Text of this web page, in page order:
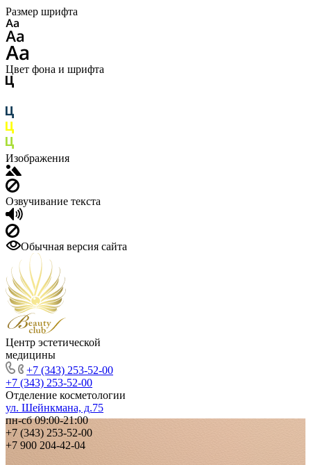
Размер шрифта
Цвет фона и шрифта
Изображения
Озвучивание текста
Обычная версия сайта
Центр эстетической
медицины
+7 (343) 253-52-00
+7 (343) 253-52-00
Отделение косметологии
ул. Шейнкмана, д.75
пн-сб 09:00-21:00
+7 (343) 253-52-00
+7 900 204-42-04